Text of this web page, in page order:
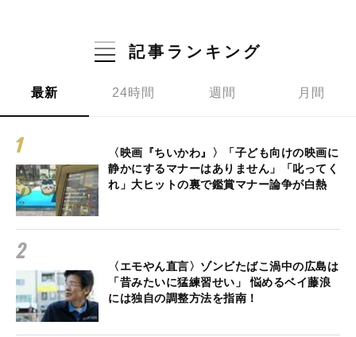
記事ランキング
最新 24時間 週間 月間
〈映画『ちいかわ』〉「子ども向けの映画に
静かにするマナーはありません」「叱ってく
れ」大ヒットの裏で鑑賞マナー論争が白熱
〈エモやん直言〉ゾンビたばこ渦中の広島は
「昔みたいに猛練習せい」 悩めるベイ藤浪
には独自の調整方法を指南！